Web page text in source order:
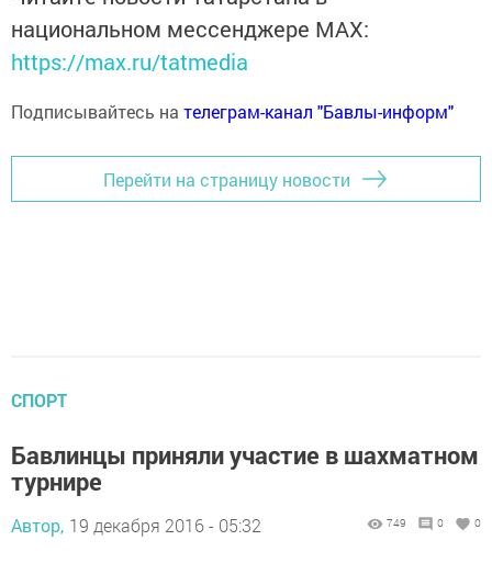
национальном мессенджере MАХ:
https://max.ru/tatmedia
Подписывайтесь на телеграм-канал "Бавлы-информ"
Перейти на страницу новости
СПОРТ
Бавлинцы приняли участие в шахматном
турнире
Автор, 19 декабря 2016 - 05:32 749 0 0